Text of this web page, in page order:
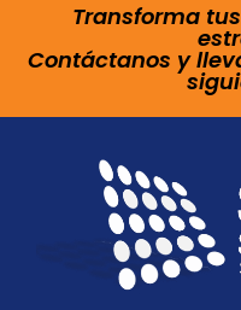
Transforma
Contáctanos y